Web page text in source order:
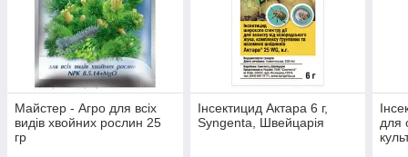
Майстер - Агро для всіх
видів хвойних рослин 25
гр
Інсектицид Актара 6 г,
Syngenta, Швейцарія
для